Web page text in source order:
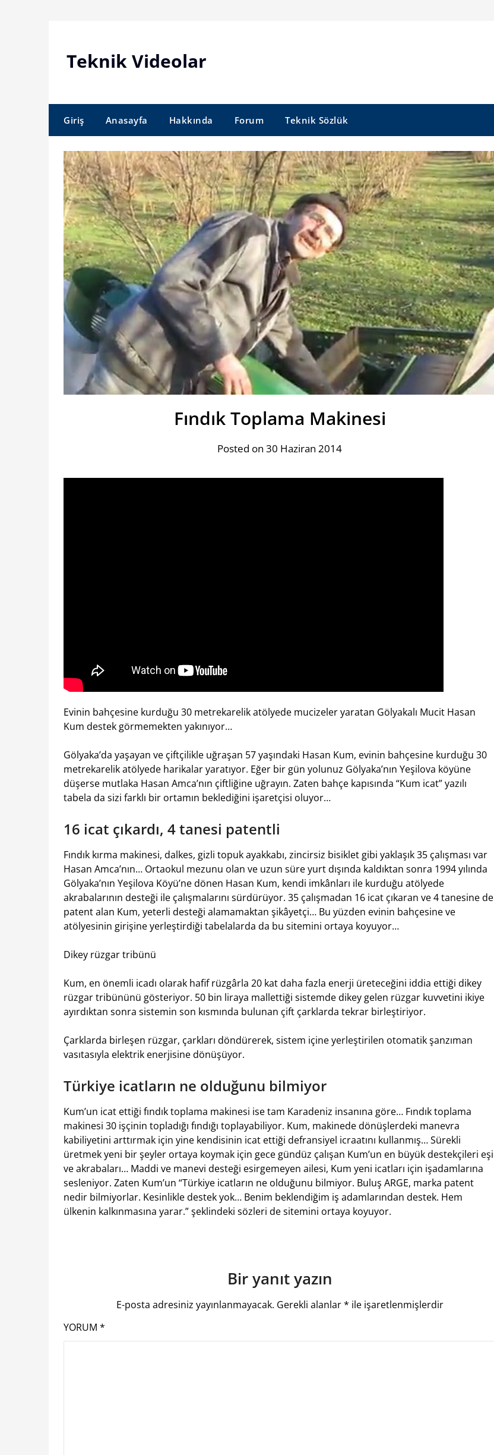
Teknik Videolar
Giriş Anasayfa Hakkında Forum Teknik Sözlük
Fındık Toplama Makinesi
Posted on 30 Haziran 2014
Evinin bahçesine kurduğu 30 metrekarelik atölyede mucizeler yaratan Gölyakalı Mucit Hasan
Kum destek görmemekten yakınıyor…
Gölyaka’da yaşayan ve çiftçilikle uğraşan 57 yaşındaki Hasan Kum, evinin bahçesine kurduğu 30
metrekarelik atölyede harikalar yaratıyor. Eğer bir gün yolunuz Gölyaka’nın Yeşilova köyüne
düşerse mutlaka Hasan Amca’nın çiftliğine uğrayın. Zaten bahçe kapısında “Kum icat” yazılı
tabela da sizi farklı bir ortamın beklediğini işaretçisi oluyor…
16 icat çıkardı, 4 tanesi patentli
Fındık kırma makinesi, dalkes, gizli topuk ayakkabı, zincirsiz bisiklet gibi yaklaşık 35 çalışması var
Hasan Amca’nın… Ortaokul mezunu olan ve uzun süre yurt dışında kaldıktan sonra 1994 yılında
Gölyaka’nın Yeşilova Köyü’ne dönen Hasan Kum, kendi imkânları ile kurduğu atölyede
akrabalarının desteği ile çalışmalarını sürdürüyor. 35 çalışmadan 16 icat çıkaran ve 4 tanesine de
patent alan Kum, yeterli desteği alamamaktan şikâyetçi… Bu yüzden evinin bahçesine ve
atölyesinin girişine yerleştirdiği tabelalarda da bu sitemini ortaya koyuyor…
Dikey rüzgar tribünü
Kum, en önemli icadı olarak hafif rüzgârla 20 kat daha fazla enerji üreteceğini iddia ettiği dikey
rüzgar tribününü gösteriyor. 50 bin liraya mallettiği sistemde dikey gelen rüzgar kuvvetini ikiye
ayırdıktan sonra sistemin son kısmında bulunan çift çarklarda tekrar birleştiriyor.
Çarklarda birleşen rüzgar, çarkları döndürerek, sistem içine yerleştirilen otomatik şanzıman
vasıtasıyla elektrik enerjisine dönüşüyor.
Türkiye icatların ne olduğunu bilmiyor
Kum’un icat ettiği fındık toplama makinesi ise tam Karadeniz insanına göre… Fındık toplama
makinesi 30 işçinin topladığı fındığı toplayabiliyor. Kum, makinede dönüşlerdeki manevra
kabiliyetini arttırmak için yine kendisinin icat ettiği defransiyel icraatını kullanmış… Sürekli
üretmek yeni bir şeyler ortaya koymak için gece gündüz çalışan Kum’un en büyük destekçileri eşi
ve akrabaları… Maddi ve manevi desteği esirgemeyen ailesi, Kum yeni icatları için işadamlarına
sesleniyor. Zaten Kum’un “Türkiye icatların ne olduğunu bilmiyor. Buluş ARGE, marka patent
nedir bilmiyorlar. Kesinlikle destek yok… Benim beklendiğim iş adamlarından destek. Hem
ülkenin kalkınmasına yarar.” şeklindeki sözleri de sitemini ortaya koyuyor.
Bir yanıt yazın
E-posta adresiniz yayınlanmayacak. Gerekli alanlar* ile işaretlenmişlerdir
YORUM *